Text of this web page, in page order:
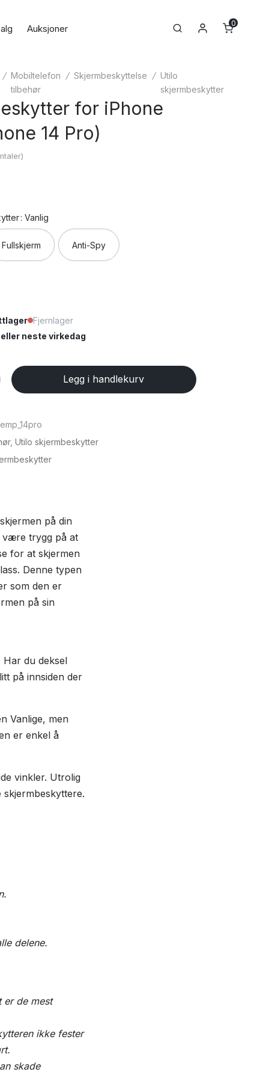
Auksjoner Search Min konto
0
/ Mobiltelefon
tilbehør
/ Skjermbeskyttelse / Utilo
skjermbeskytter
for iPhone
14 Pro)
: Vanlig
Fullskjerm Anti-Spy
Fjernlager
neste virkedag
Legg i handlekurv
, Utilo skjermbeskytter
på din
være trygg på at
for at skjermen
Denne typen
som den er
på sin
du deksel
på innsiden der
Vanlige, men
er enkel å
vinkler. Utrolig
delene.
er de mest
ikke fester
skade